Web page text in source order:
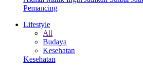
Pemancing
Lifestyle
All
Budaya
Kesehatan
Kesehatan